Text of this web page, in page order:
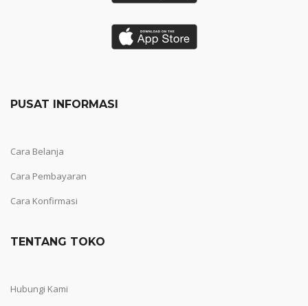
PUSAT INFORMASI
Cara Belanja
Cara Pembayaran
Cara Konfirmasi
TENTANG TOKO
Hubungi Kami